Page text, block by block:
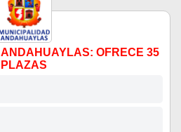
OFRECE 35
PLAZAS